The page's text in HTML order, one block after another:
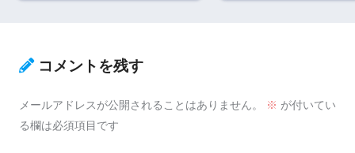
コメントを残す
メールアドレスが公開されることはありません。 ※ が付いてい
る欄は必須項目です